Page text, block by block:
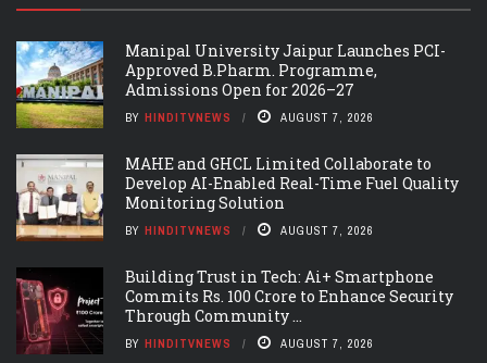
Manipal University Jaipur Launches PCI-
Approved B.Pharm. Programme,
Admissions Open for 2026–27
BY HINDITVNEWS AUGUST 7, 2026
MAHE and GHCL Limited Collaborate to
Develop AI-Enabled Real-Time Fuel Quality
Monitoring Solution
BY HINDITVNEWS AUGUST 7, 2026
Building Trust in Tech: Ai+ Smartphone
Commits Rs. 100 Crore to Enhance Security
Through Community ...
BY HINDITVNEWS AUGUST 7, 2026